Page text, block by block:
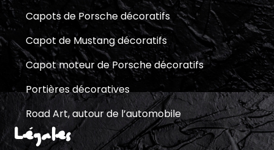
Capots de Porsche décoratifs
Capot de Mustang décoratifs
Capot moteur de Porsche décoratifs
Portières décoratives
Road Art, autour de l’automobile
Légales